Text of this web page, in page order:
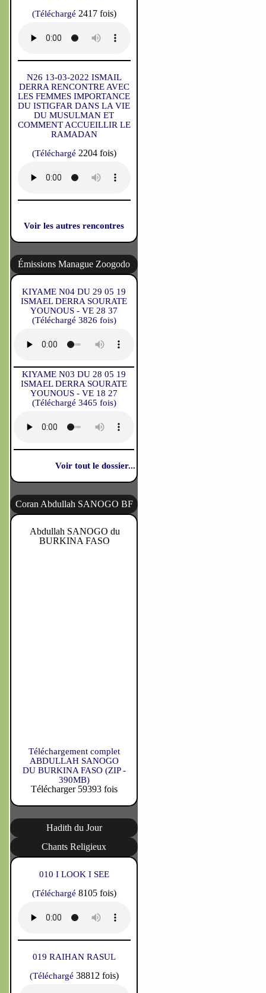
(Téléchargé 2417 fois)
N26 13-03-2022 ISMAIL
DERRA RENCONTRE AVEC
LES FEMMES IMPORTANCE
DU ISTIGFAR DANS LA VIE
DU MUSULMAN ET
COMMENT ACCUEILLIR LE
RAMADAN
(Téléchargé 2204 fois)
Voir les autres rencontres
Émissions Manague Zoogodo
KIYAME N04 DU 29 05 19
ISMAEL DERRA SOURATE
YOUNOUS - VE 28 37
(Téléchargé 3826 fois)
KIYAME N03 DU 28 05 19
ISMAEL DERRA SOURATE
YOUNOUS - VE 18 27
(Téléchargé 3465 fois)
Voir tout le dossier...
Coran Abdullah SANOGO BF
Abdullah SANOGO du
BURKINA FASO
Téléchargement complet
ABDULLAH SANOGO
DU BURKINA FASO (ZIP -
390MB)
Télécharger 59393 fois
Hadith du Jour
Chants Religieux
010 I LOOK I SEE
(Téléchargé 8105 fois)
019 RAIHAN RASUL
(Téléchargé 38812 fois)